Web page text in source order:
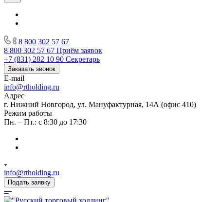
8 800 302 57 67
8 800 302 57 67 Приём заявок
+7 (831) 282 10 90 Секретарь
Заказать звонок
E-mail
info@rtholding.ru
Адрес
г. Нижний Новгород, ул. Мануфактурная, 14А (офис 410)
Режим работы
Пн. – Пт.: с 8:30 до 17:30
info@rtholding.ru
Подать заявку